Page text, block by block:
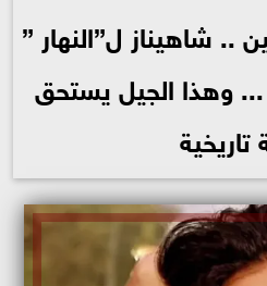
.. شاهيناز ل”النهار ”
وهذا الجيل يستحق